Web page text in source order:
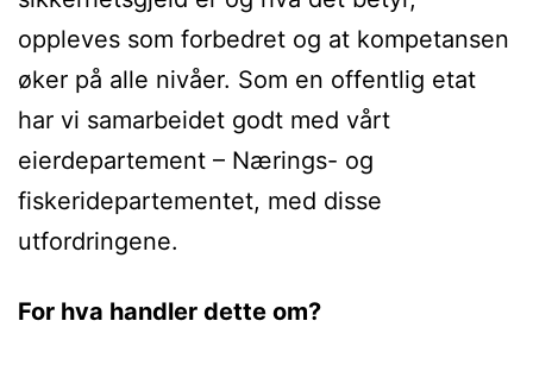
oppleves som forbedret og at kompetansen
øker på alle nivåer. Som en offentlig etat
har vi samarbeidet godt med vårt
eierdepartement – Nærings- og
fiskeridepartementet, med disse
utfordringene.
For hva handler dette om?